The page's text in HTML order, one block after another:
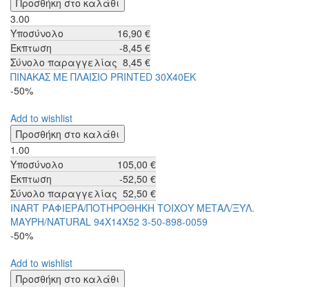
3.00
Υποσύνολο
16,90 €
Έκπτωση
-8,45 €
Σύνολο παραγγελίας 8,45 €
ΠΙΝΑΚΑΣ ΜΕ ΠΛΑΙΣΙΟ PRINTED 30X40ΕΚ
-50%
Add to wishlist
1.00
Υποσύνολο
105,00 €
Έκπτωση
-52,50 €
Σύνολο παραγγελίας 52,50 €
INART ΡΑΦΙΕΡΑ/ΠΟΤΗΡΟΘΗΚΗ ΤΟΙΧΟΥ ΜΕΤΑΛ/ΞΥΛ.
ΜΑΥΡΗ/NATURAL 94Χ14Χ52 3-50-898-0059
-50%
Add to wishlist